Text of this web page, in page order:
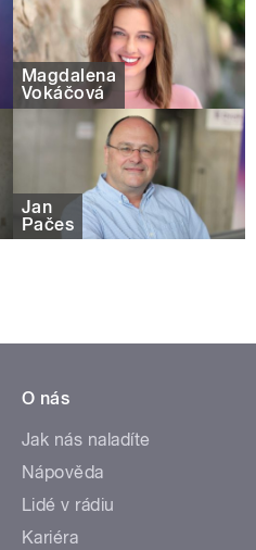
Magdalena
Vokáčová
Jan
Pačes
O nás
Jak nás naladíte
Nápověda
Lidé v rádiu
Kariéra